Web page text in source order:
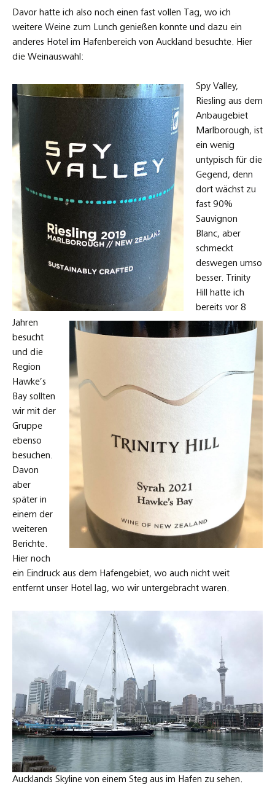
Davor hatte ich also noch einen fast vollen Tag, wo ich
weitere Weine zum Lunch genießen konnte und dazu ein
anderes Hotel im Hafenbereich von Auckland besuchte. Hier
die Weinauswahl:
Spy Valley,
Riesling aus dem
Anbaugebiet
Marlborough, ist
ein wenig
untypisch für die
Gegend, denn
dort wächst zu
fast 90%
Sauvignon
Blanc, aber
schmeckt
deswegen umso
besser. Trinity
Hill hatte ich
bereits vor 8
Jahren
besucht
und die
Region
Hawke’s
Bay sollten
wir mit der
Gruppe
ebenso
besuchen.
Davon
aber
später in
einem der
weiteren
Berichte.
Hier noch
ein Eindruck aus dem Hafengebiet, wo auch nicht weit
entfernt unser Hotel lag, wo wir untergebracht waren.
Aucklands Skyline von einem Steg aus im Hafen zu sehen.